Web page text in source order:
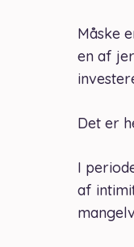
Måske
en af
Det er
I
af